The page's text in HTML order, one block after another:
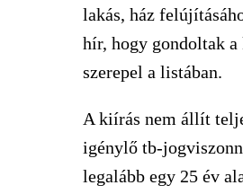
lakás, ház
hír, hogy gondoltak
szerepel a listában.
A kiírás nem állít
igénylő tb-
legalább egy 25 év